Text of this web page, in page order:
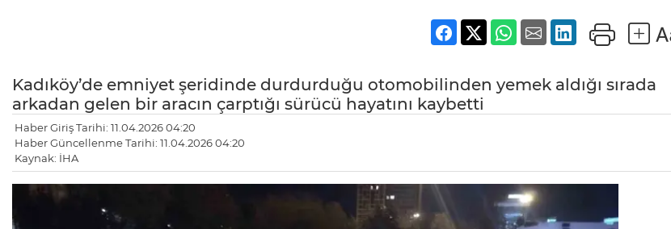
Kadıköy’de emniyet şeridinde durdurduğu otomobilinden yemek aldığı sırada
arkadan gelen bir aracın çarptığı sürücü hayatını kaybetti
Haber Giriş Tarihi: 11.04.2026 04:20
Haber Güncellenme Tarihi: 11.04.2026 04:20
Kaynak: İHA